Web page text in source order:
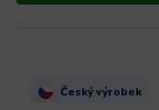
Český výrobek